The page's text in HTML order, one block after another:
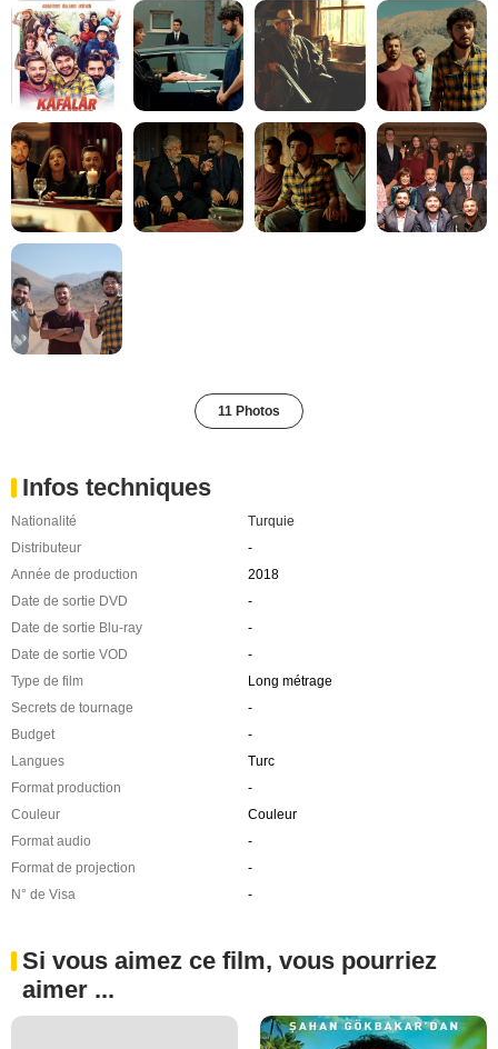
11 Photos
Infos techniques
Nationalité
Turquie
Distributeur
-
Année de production
2018
Date de sortie DVD
-
Date de sortie Blu-ray
-
Date de sortie VOD
-
Type de film
Long métrage
Secrets de tournage
-
Budget
-
Langues
Turc
Format production
-
Couleur
Couleur
Format audio
-
Format de projection
-
N° de Visa
-
Si vous aimez ce film, vous pourriez
aimer ...